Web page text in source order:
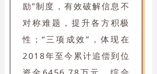
励”制度，有效破解信息不
对称难题，提升各方积极
性；“三项成效”，体现在
2018年至今累计追偿到位